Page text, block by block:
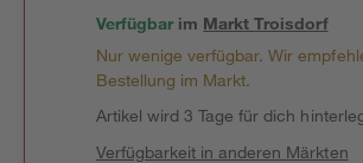
Verfügbar im MarktTroisdorf
Nur wenige verfügbar. Wir
Bestellung im Markt.
Artikel wird 3 Tage für dich
Verfügbarkeit in anderen Märkten